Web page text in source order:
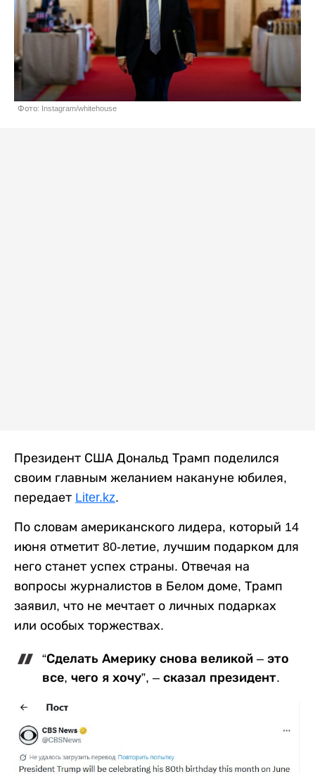
Фото: Instagram/whitehouse
Президент США Дональд Трамп поделился
своим главным желанием накануне юбилея,
передает Liter.kz.
По словам американского лидера, который 14
июня отметит 80-летие, лучшим подарком для
него станет успех страны. Отвечая на
вопросы журналистов в Белом доме, Трамп
заявил, что не мечтает о личных подарках
или особых торжествах.
“Сделать Америку снова великой – это
все, чего я хочу”, – сказал президент.